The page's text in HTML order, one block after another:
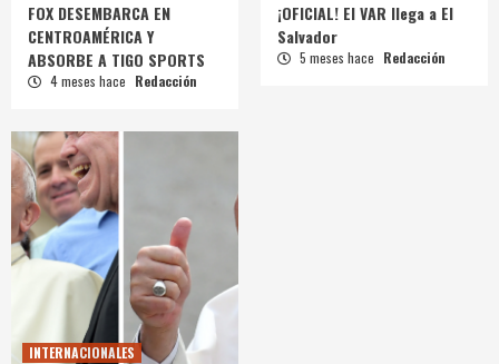
FOX DESEMBARCA EN
CENTROAMÉRICA Y
ABSORBE A TIGO SPORTS
4 meses hace Redacción
¡OFICIAL! El VAR llega a El
Salvador
5 meses hace Redacción
INTERNACIONALES